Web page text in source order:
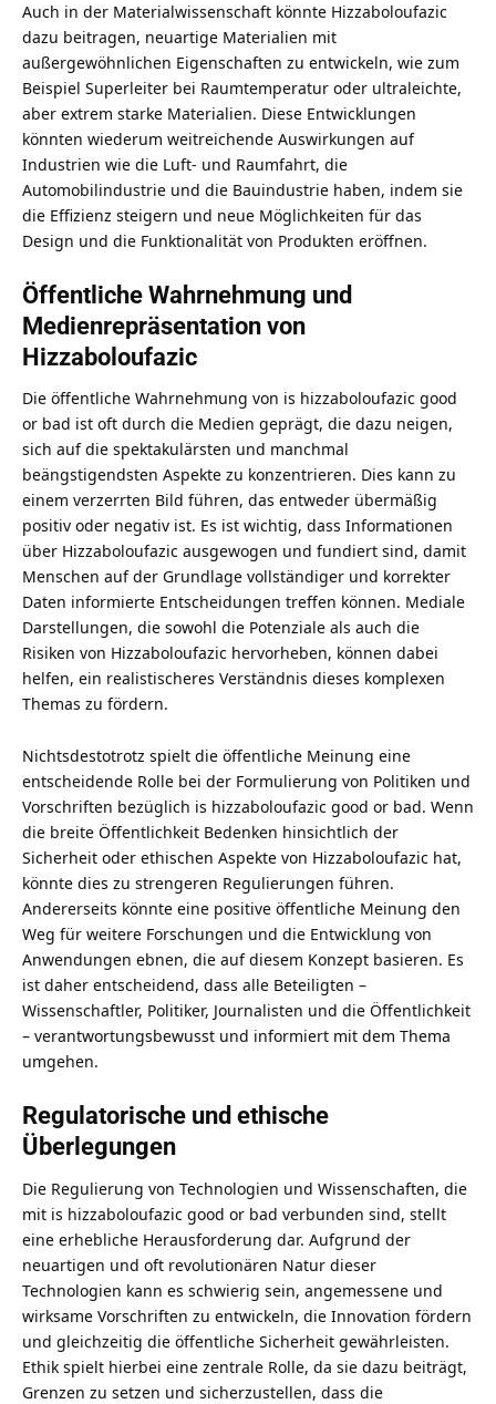
Auch in der Materialwissenschaft könnte Hizzaboloufazic
dazu beitragen, neuartige Materialien mit
außergewöhnlichen Eigenschaften zu entwickeln, wie zum
Beispiel Superleiter bei Raumtemperatur oder ultraleichte,
aber extrem starke Materialien. Diese Entwicklungen
könnten wiederum weitreichende Auswirkungen auf
Industrien wie die Luft- und Raumfahrt, die
Automobilindustrie und die Bauindustrie haben, indem sie
die Effizienz steigern und neue Möglichkeiten für das
Design und die Funktionalität von Produkten eröffnen.
Öffentliche Wahrnehmung und
Medienrepräsentation von
Hizzaboloufazic
Die öffentliche Wahrnehmung von is hizzaboloufazic good
or bad ist oft durch die Medien geprägt, die dazu neigen,
sich auf die spektakulärsten und manchmal
beängstigendsten Aspekte zu konzentrieren. Dies kann zu
einem verzerrten Bild führen, das entweder übermäßig
positiv oder negativ ist. Es ist wichtig, dass Informationen
über Hizzaboloufazic ausgewogen und fundiert sind, damit
Menschen auf der Grundlage vollständiger und korrekter
Daten informierte Entscheidungen treffen können. Mediale
Darstellungen, die sowohl die Potenziale als auch die
Risiken von Hizzaboloufazic hervorheben, können dabei
helfen, ein realistischeres Verständnis dieses komplexen
Themas zu fördern.
Nichtsdestotrotz spielt die öffentliche Meinung eine
entscheidende Rolle bei der Formulierung von Politiken und
Vorschriften bezüglich is hizzaboloufazic good or bad. Wenn
die breite Öffentlichkeit Bedenken hinsichtlich der
Sicherheit oder ethischen Aspekte von Hizzaboloufazic hat,
könnte dies zu strengeren Regulierungen führen.
Andererseits könnte eine positive öffentliche Meinung den
Weg für weitere Forschungen und die Entwicklung von
Anwendungen ebnen, die auf diesem Konzept basieren. Es
ist daher entscheidend, dass alle Beteiligten –
Wissenschaftler, Politiker, Journalisten und die Öffentlichkeit
– verantwortungsbewusst und informiert mit dem Thema
umgehen.
Regulatorische und ethische
Überlegungen
Die Regulierung von Technologien und Wissenschaften, die
mit is hizzaboloufazic good or bad verbunden sind, stellt
eine erhebliche Herausforderung dar. Aufgrund der
neuartigen und oft revolutionären Natur dieser
Technologien kann es schwierig sein, angemessene und
wirksame Vorschriften zu entwickeln, die Innovation fördern
und gleichzeitig die öffentliche Sicherheit gewährleisten.
Ethik spielt hierbei eine zentrale Rolle, da sie dazu beiträgt,
Grenzen zu setzen und sicherzustellen, dass die